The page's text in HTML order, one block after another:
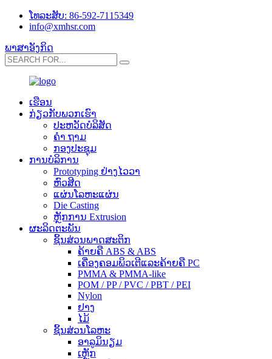
ໂທລະສັບ: 86-592-7115349
info@xmhsr.com
ພາສາອັງກິດ
ເຮືອນ
ກ່ຽວ​ກັບ​ພວກ​ເຮົາ
ປະ​ຫວັດ​ບໍ​ລິ​ສັດ
ຄຳ ຖາມ
ກອງປະຊຸມ
ການບໍລິການ
Prototyping ຢ່າງໄວວາ
ຫົວສີດ
ແຜ່ນໂລຫະແຜ່ນ
Die Casting
ຫຼັກການ Extrusion
ຜະລິດຕະພັນ
ຊິ້ນສ່ວນພາດສະຕິກ
ຄ້າຍຄື ABS & ABS
ເຄື່ອງຄອມພິວເຕີແລະຄ້າຍຄື PC
PMMA & PMMA-like
POM / PP / PVC / PBT / PEI
Nylon
ຢາງ
ໄມ້
ຊິ້ນສ່ວນໂລຫະ
ອາລູມິນຽມ
ເຫຼັກ